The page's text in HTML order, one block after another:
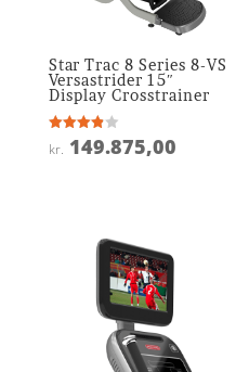
Star Trac 8 Series 8-VS
Versastrider 15″
Display Crosstrainer
Vurderet
3.9
kr. 149.875,00